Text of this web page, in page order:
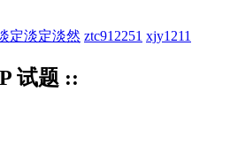
定淡定淡然 ztc912251 xjy1211
试题 ::